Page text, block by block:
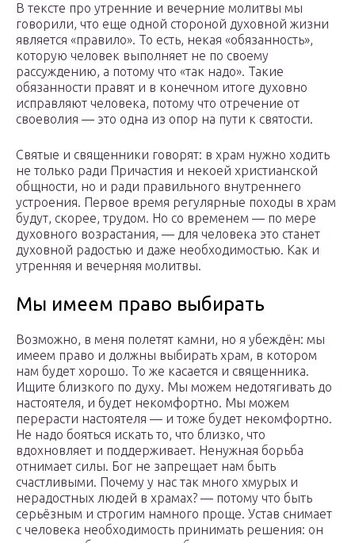
В тексте про утренние и вечерние молитвы мы
говорили, что еще одной стороной духовной жизни
является «правило». То есть, некая «обязанность»,
которую человек выполняет не по своему
рассуждению, а потому что «так надо». Такие
обязанности правят и в конечном итоге духовно
исправляют человека, потому что отречение от
своеволия — это одна из опор на пути к святости.
Святые и священники говорят: в храм нужно ходить
не только ради Причастия и некоей христианской
общности, но и ради правильного внутреннего
устроения. Первое время регулярные походы в храм
будут, скорее, трудом. Но со временем — по мере
духовного возрастания, — для человека это станет
духовной радостью и даже необходимостью. Как и
утренняя и вечерняя молитвы.
Мы имеем право выбирать
Возможно, в меня полетят камни, но я убеждён: мы
имеем право и должны выбирать храм, в котором
нам будет хорошо. То же касается и священника.
Ищите близкого по духу. Мы можем недотягивать до
настоятеля, и будет некомфортно. Мы можем
перерасти настоятеля — и тоже будет некомфортно.
Не надо бояться искать то, что близко, что
вдохновляет и поддерживает. Ненужная борьба
отнимает силы. Бог не запрещает нам быть
счастливыми. Почему у нас так много хмурых и
нерадостных людей в храмах? — потому что быть
серьёзным и строгим намного проще. Устав снимает
с человека необходимость принимать решения: он